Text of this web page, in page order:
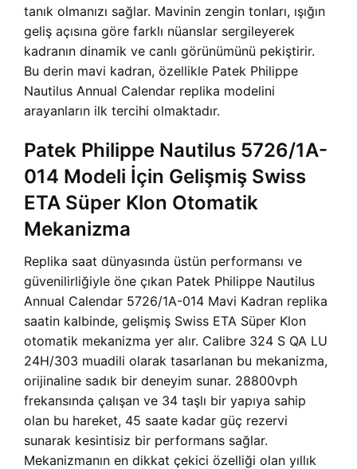
tanık olmanızı sağlar. Mavinin zengin tonları, ışığın
geliş açısına göre farklı nüanslar sergileyerek
kadranın dinamik ve canlı görünümünü pekiştirir.
Bu derin mavi kadran, özellikle Patek Philippe
Nautilus Annual Calendar replika modelini
arayanların ilk tercihi olmaktadır.
Patek Philippe Nautilus 5726/1A-
014 Modeli İçin Gelişmiş Swiss
ETA Süper Klon Otomatik
Mekanizma
Replika saat dünyasında üstün performansı ve
güvenilirliğiyle öne çıkan Patek Philippe Nautilus
Annual Calendar 5726/1A-014 Mavi Kadran replika
saatin kalbinde, gelişmiş Swiss ETA Süper Klon
otomatik mekanizma yer alır. Calibre 324 S QA LU
24H/303 muadili olarak tasarlanan bu mekanizma,
orijinaline sadık bir deneyim sunar. 28800vph
frekansında çalışan ve 34 taşlı bir yapıya sahip
olan bu hareket, 45 saate kadar güç rezervi
sunarak kesintisiz bir performans sağlar.
Mekanizmanın en dikkat çekici özelliği olan yıllık